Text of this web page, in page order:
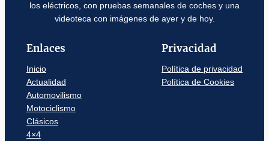
los eléctricos, con pruebas semanales de coches y una
videoteca con imágenes de ayer y de hoy.
Enlaces
Inicio
Actualidad
Automovilismo
Motociclismo
Clásicos
4×4
Privacidad
Política de privacidad
Política de Cookies